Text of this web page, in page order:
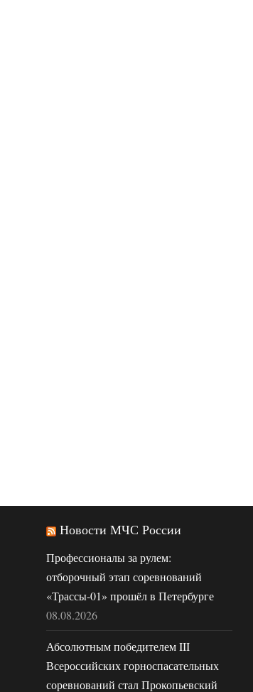
Новости МЧС России
Профессионалы за рулем:
отборочный этап соревнований
«Трассы-01» прошёл в Петербурге
08.08.2026
Абсолютным победителем III
Всероссийских горноспасательных
соревнований стал Прокопьевский